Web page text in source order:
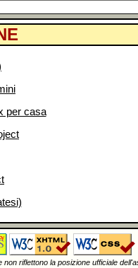
per casa
riflettono la posizione ufficiale